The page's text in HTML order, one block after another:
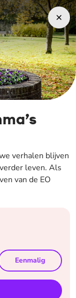
verhalen blijven
leven. Als
van de EO
Eenmalig